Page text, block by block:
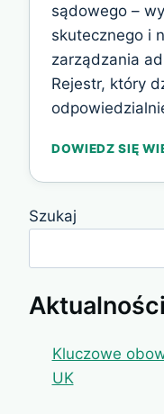
sądowego –
skutecznego i
zarządzania
Rejestr, który
DOWIEDZ SIĘ
Szukaj
Aktualności
Kluczowe
UK